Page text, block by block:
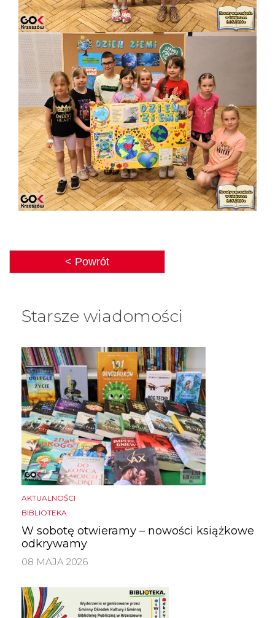
< Powrót
Starsze wiadomości
AKTUALNOŚCI
BIBLIOTEKA
W sobotę otwieramy – nowości książkowe
odkrywamy
08 MAJA 2026